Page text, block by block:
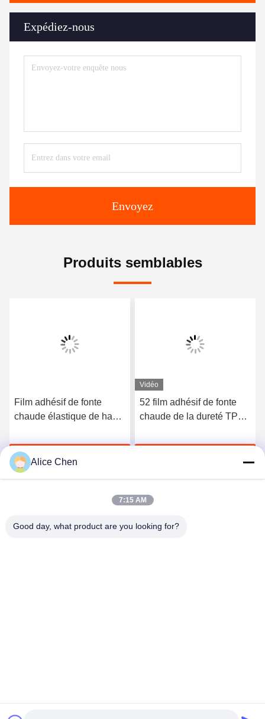
Expédiez-nous
Envoyez
Produits semblables
Film adhésif de fonte
chaude élastique de haute
3412
Discuter Maintenant
Vidéo
52 film adhésif de fonte
chaude de la dureté TPU
vêtements sans couture
Fournisseur. © de Copyright 2018-2026 Shenzhen Tunsing
Alice Chen
7:15 AM
Good day, what product are you looking for?